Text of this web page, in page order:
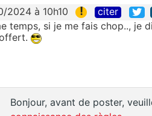
2024 à 10h10 !
citer
temps, si je me fais chop.., je
Bonjour, avant de poster,